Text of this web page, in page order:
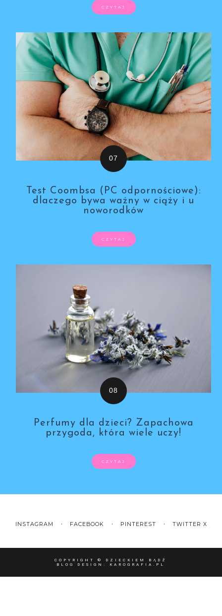
CZYTAJ
Test Coombsa (PC odpornościowe):
dlaczego bywa ważny w ciąży i u
noworodków
CZYTAJ
Perfumy dla dzieci? Zapachowa
przygoda, która wiele uczy!
CZYTAJ
INSTAGRAM FACEBOOK PINTEREST TWITTER X
COPYRIGHT © DZIECKIEM BĄDŹ
BLOG DESIGN: KAROGRAFIA.PL